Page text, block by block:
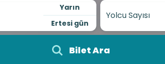
Yarın
Ertesi gün
Yolcu Sayısı
Bilet Ara